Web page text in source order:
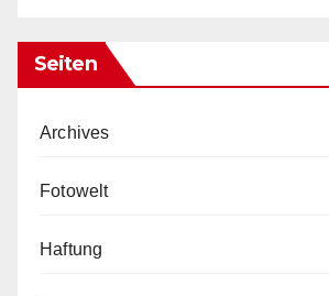
Seiten
Archives
Fotowelt
Haftung